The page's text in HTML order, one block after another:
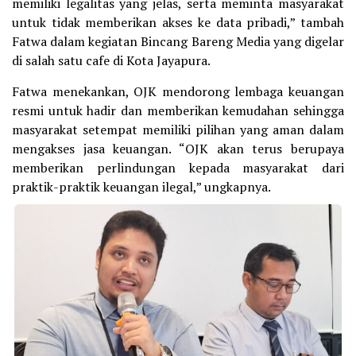
untuk tidak memberikan akses ke data pribadi,” tambah
Fatwa dalam kegiatan Bincang Bareng Media yang digelar
di salah satu cafe di Kota Jayapura.
Fatwa menekankan, OJK mendorong lembaga keuangan
resmi untuk hadir dan memberikan kemudahan sehingga
masyarakat setempat memiliki pilihan yang aman dalam
mengakses jasa keuangan. “OJK akan terus berupaya
memberikan perlindungan kepada masyarakat dari
praktik-praktik keuangan ilegal,” ungkapnya.